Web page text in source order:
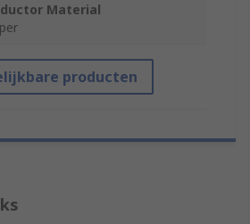
Material
producten